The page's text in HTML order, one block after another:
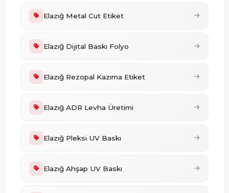
Elazığ Metal Cut Etiket
Elazığ Dijital Baskı Folyo
Elazığ Rezopal Kazıma Etiket
Elazığ ADR Levha Üretimi
Elazığ Pleksi UV Baskı
Elazığ Ahşap UV Baskı